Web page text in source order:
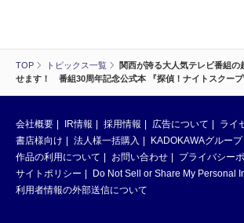
TOP トピックス一覧
関西が誇る大人気テレビ番組の
せます！ 番組30周年記念公式本 『探偵！ナイトスクー
会社概要 IR情報 採用情報 広告について
ライ
書店様向け
法人様一括購入
KADOKAWAグループ
作品の利用について
お問い合わせ
プライバシー
サイトポリシー
Do Not Sell or Share My Personal
利用者情報の外部送信について